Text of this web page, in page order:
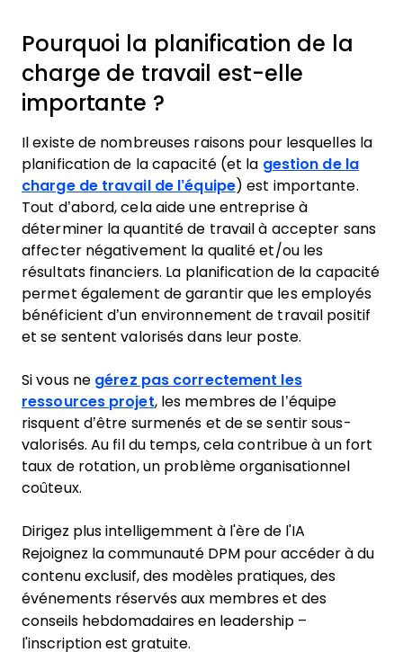
Pourquoi la planification de la
charge de travail est-elle
importante ?
Il existe de nombreuses raisons pour lesquelles la
planification de la capacité (et la gestion de la
charge de travail de l’équipe) est importante.
Tout d’abord, cela aide une entreprise à
déterminer la quantité de travail à accepter sans
affecter négativement la qualité et/ou les
résultats financiers. La planification de la capacité
permet également de garantir que les employés
bénéficient d’un environnement de travail positif
et se sentent valorisés dans leur poste.
Si vous ne gérez pas correctement les
ressources projet, les membres de l’équipe
risquent d’être surmenés et de se sentir sous-
valorisés. Au fil du temps, cela contribue à un fort
taux de rotation, un problème organisationnel
coûteux.
Dirigez plus intelligemment à l'ère de l'IA
Rejoignez la communauté DPM pour accéder à du
contenu exclusif, des modèles pratiques, des
événements réservés aux membres et des
conseils hebdomadaires en leadership –
l'inscription est gratuite.